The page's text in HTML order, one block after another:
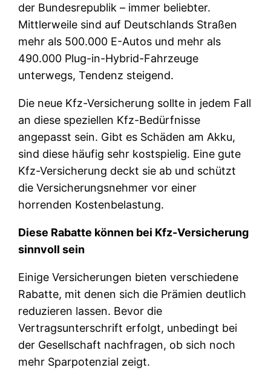
der Bundesrepublik – immer beliebter.
Mittlerweile sind auf Deutschlands Straßen
mehr als 500.000 E-Autos und mehr als
490.000 Plug-in-Hybrid-Fahrzeuge
unterwegs, Tendenz steigend.
Die neue Kfz-Versicherung sollte in jedem Fall
an diese speziellen Kfz-Bedürfnisse
angepasst sein. Gibt es Schäden am Akku,
sind diese häufig sehr kostspielig. Eine gute
Kfz-Versicherung deckt sie ab und schützt
die Versicherungsnehmer vor einer
horrenden Kostenbelastung.
Diese Rabatte können bei Kfz-Versicherung
sinnvoll sein
Einige Versicherungen bieten verschiedene
Rabatte, mit denen sich die Prämien deutlich
reduzieren lassen. Bevor die
Vertragsunterschrift erfolgt, unbedingt bei
der Gesellschaft nachfragen, ob sich noch
mehr Sparpotenzial zeigt.